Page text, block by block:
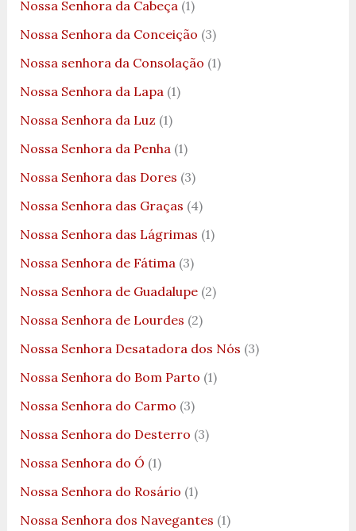
Nossa Senhora da Cabeça(1)
Nossa Senhora da Conceição (3)
Nossa senhora da Consolação (1)
Nossa Senhora da Lapa(1)
Nossa Senhora da Luz (1)
Nossa Senhora da Penha(1)
Nossa Senhora das Dores (3)
Nossa Senhora das Graças (4)
Nossa Senhora das Lágrimas (1)
Nossa Senhora de Fátima(3)
Nossa Senhora de Guadalupe(2)
Nossa Senhora de Lourdes (2)
Nossa Senhora Desatadora dos Nós (3)
Nossa Senhora do Bom Parto (1)
Nossa Senhora do Carmo (3)
Nossa Senhora do Desterro (3)
Nossa Senhora do Ó (1)
Nossa Senhora do Rosário (1)
Nossa Senhora dos Navegantes (1)